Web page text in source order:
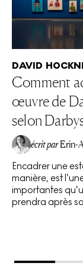
DAVID
Comment
œuvre de
selon
écrit par Erin-
Encadrer une
manière, est
importantes
prendra après